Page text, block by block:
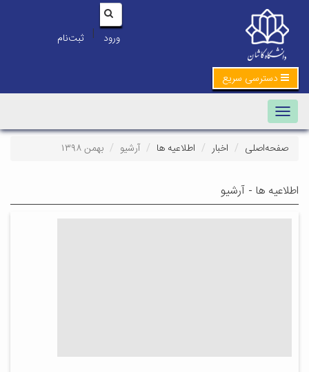
ورود | ثبت‌نام
دسترسی سریع
Toggle navigation
صفحه‌اصلی اخبار اطلاعیه ها آرشیو بهمن ۱۳۹۸
اطلاعیه ها - آرشیو